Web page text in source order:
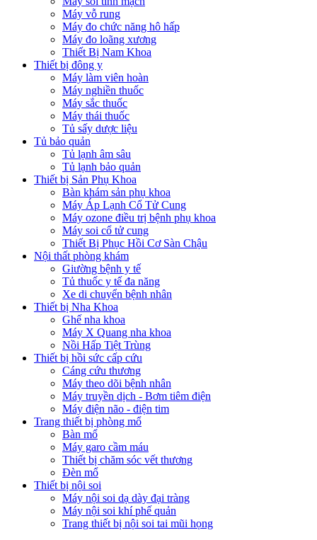
Máy vỗ rung
Máy đo chức năng hô hấp
Máy đo loãng xương
Thiết Bị Nam Khoa
Thiết bị đông y
Máy làm viên hoàn
Máy nghiền thuốc
Máy sắc thuốc
Máy thái thuốc
Tủ sấy dược liệu
Tủ bảo quản
Tủ lạnh âm sâu
Tủ lạnh bảo quản
Thiết bị Sản Phụ Khoa
Bàn khám sản phụ khoa
Máy Áp Lạnh Cổ Tử Cung
Máy ozone điều trị bệnh phụ khoa
Máy soi cổ tử cung
Thiết Bị Phục Hồi Cơ Sàn Chậu
Nội thất phòng khám
Giường bệnh y tế
Tủ thuốc y tế đa năng
Xe di chuyển bệnh nhân
Thiết bị Nha Khoa
Ghế nha khoa
Máy X Quang nha khoa
Nồi Hấp Tiệt Trùng
Thiết bị hồi sức cấp cứu
Cáng cứu thương
Máy theo dõi bệnh nhân
Máy truyền dịch - Bơm tiêm điện
Máy điện não - điện tim
Trang thiết bị phòng mổ
Bàn mổ
Máy garo cầm máu
Thiết bị chăm sóc vết thương
Đèn mổ
Thiết bị nội soi
Máy nội soi dạ dày đại tràng
Máy nội soi khí phế quản
Trang thiết bị nội soi tai mũi họng